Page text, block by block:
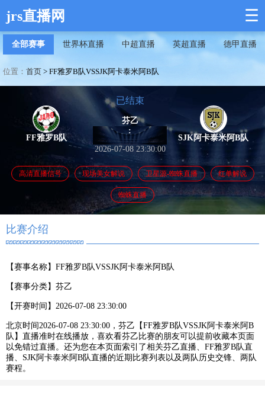
jrs直播网 ☰
全部赛事 世界杯直播 中超直播 英超直播 德甲直播
位置： 首页 > FF雅罗B队VSSJK阿卡泰米阿B队
FF雅罗B队
已结束
芬乙
:
2026-07-08 23:30:00
SJK阿卡泰米阿B队
高清直播信号 现场美女解说 卫星源-蜘蛛直播 红单解说
蜘蛛直播
比赛介绍
【赛事名称】 FF雅罗B队VSSJK阿卡泰米阿B队
【赛事分类】 芬乙
【开赛时间】 2026-07-08 23:30:00
北京时间2026-07-08 23:30:00，芬乙【FF雅罗B队VSSJK阿卡泰米阿B
队】直播准时在线播放，喜欢看芬乙比赛的朋友可以提前收藏本页面
以免错过直播。还为您在本页面索引了相关芬乙直播、FF雅罗B队直
播、SJK阿卡泰米阿B队直播的近期比赛列表以及两队历史交锋、两队
赛程。